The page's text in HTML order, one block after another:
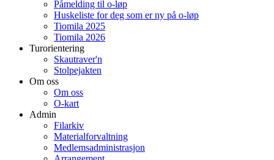
Påmelding til o-løp
Huskeliste for deg som er ny på o-løp
Tiomila 2025
Tiomila 2026
Turorientering
Skautraver'n
Stolpejakten
Om oss
Om oss
O-kart
Admin
Filarkiv
Materialforvaltning
Medlemsadministrasjon